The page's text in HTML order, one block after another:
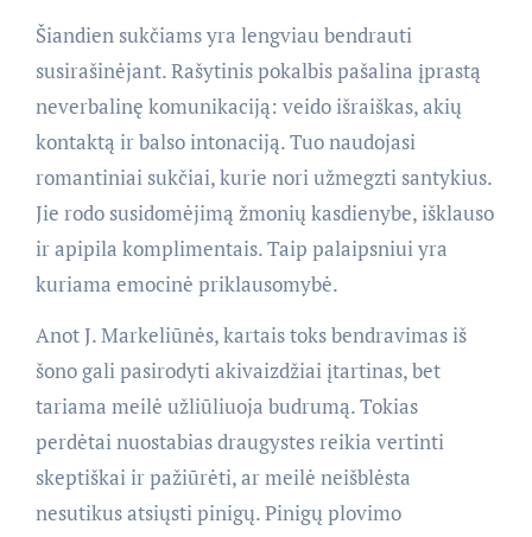
Šiandien sukčiams yra lengviau bendrauti
susirašinėjant. Rašytinis pokalbis pašalina įprastą
neverbalinę komunikaciją: veido išraiškas, akių
kontaktą ir balso intonaciją. Tuo naudojasi
romantiniai sukčiai, kurie nori užmegzti santykius.
Jie rodo susidomėjimą žmonių kasdienybe, išklauso
ir apipila komplimentais. Taip palaipsniui yra
kuriama emocinė priklausomybė.
Anot J. Markeliūnės, kartais toks bendravimas iš
šono gali pasirodyti akivaizdžiai įtartinas, bet
tariama meilė užliūliuoja budrumą. Tokias
perdėtai nuostabias draugystes reikia vertinti
skeptiškai ir pažiūrėti, ar meilė neišblėsta
nesutikus atsiųsti pinigų. Pinigų plovimo